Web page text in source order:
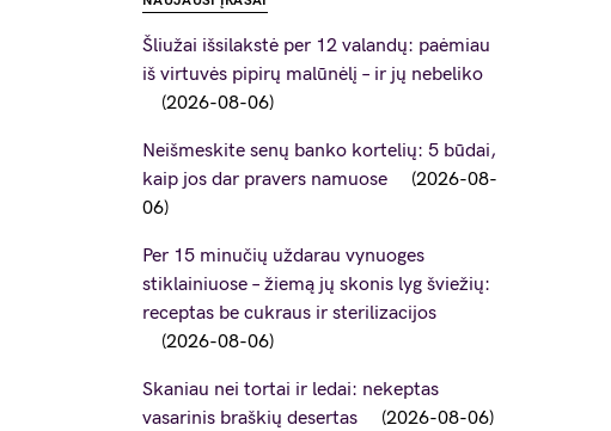
Šliužai išsilakstė per 12 valandų: paėmiau
iš virtuvės pipirų malūnėlį – ir jų nebeliko
2026-08-06
Neišmeskite senų banko kortelių: 5 būdai,
kaip jos dar pravers namuose
2026-08-
06
Per 15 minučių uždarau vynuoges
stiklainiuose – žiemą jų skonis lyg šviežių:
receptas be cukraus ir sterilizacijos
2026-08-06
Skaniau nei tortai ir ledai: nekeptas
vasarinis braškių desertas
2026-08-06